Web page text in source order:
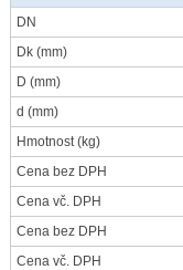
DN
Dk (mm)
D (mm)
d (mm)
Hmotnost(kg)
Cena bez DPH
Cena vč. DPH
Cena bez DPH
Cena vč. DPH